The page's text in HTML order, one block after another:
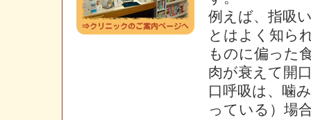
例えば、指吸
とはよく知ら
ものに偏った
肉が衰えて開
口呼吸は、噛
っている）場